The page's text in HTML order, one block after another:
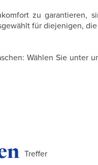
zu garantieren,
für diejenigen,
Wählen Sie unter
Treffer